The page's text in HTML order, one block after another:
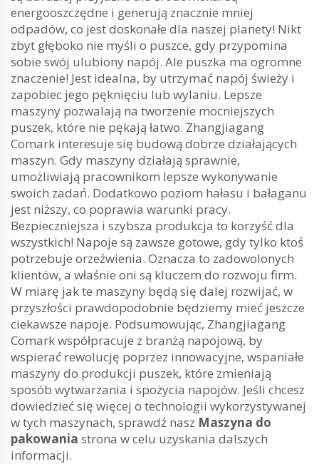
energooszczędne i generują znacznie mniej
odpadów, co jest doskonałe dla naszej planety! Nikt
zbyt głęboko nie myśli o puszce, gdy przypomina
sobie swój ulubiony napój. Ale puszka ma ogromne
znaczenie! Jest idealna, by utrzymać napój świeży i
zapobiec jego pęknięciu lub wylaniu. Lepsze
maszyny pozwalają na tworzenie mocniejszych
puszek, które nie pękają łatwo. Zhangjiagang
Comark interesuje się budową dobrze działających
maszyn. Gdy maszyny działają sprawnie,
umożliwiają pracownikom lepsze wykonywanie
swoich zadań. Dodatkowo poziom hałasu i bałaganu
jest niższy, co poprawia warunki pracy.
Bezpieczniejsza i szybsza produkcja to korzyść dla
wszystkich! Napoje są zawsze gotowe, gdy tylko ktoś
potrzebuje orzeźwienia. Oznacza to zadowolonych
klientów, a właśnie oni są kluczem do rozwoju firm.
W miarę jak te maszyny będą się dalej rozwijać, w
przyszłości prawdopodobnie będziemy mieć jeszcze
ciekawsze napoje. Podsumowując, Zhangjiagang
Comark współpracuje z branżą napojową, by
wspierać rewolucję poprzez innowacyjne, wspaniałe
maszyny do produkcji puszek, które zmieniają
sposób wytwarzania i spożycia napojów. Jeśli chcesz
dowiedzieć się więcej o technologii wykorzystywanej
w tych maszynach, sprawdź nasz Maszyna do
pakowania strona w celu uzyskania dalszych
informacji.